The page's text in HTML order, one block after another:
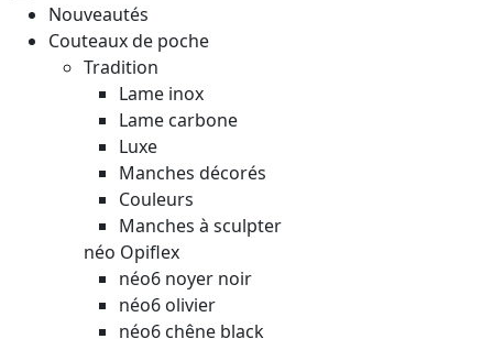
Nouveautés
Couteaux de poche
Tradition
Lame inox
Lame carbone
Luxe
Manches décorés
Couleurs
Manches à sculpter
néo Opiflex
néo6 noyer noir
néo6 olivier
néo6 chêne black